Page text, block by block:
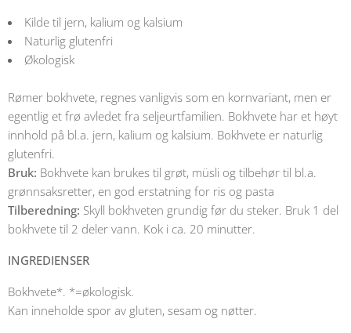
Kilde til jern, kalium og kalsium
Naturlig glutenfri
Økologisk
Rømer bokhvete, regnes vanligvis som en kornvariant, men er
egentlig et frø avledet fra seljeurtfamilien. Bokhvete har et høyt
innhold på bl.a. jern, kalium og kalsium. Bokhvete er naturlig
glutenfri.
Bruk: Bokhvete kan brukes til grøt, müsli og tilbehør til bl.a.
grønnsaksretter, en god erstatning for ris og pasta
Tilberedning: Skyll bokhveten grundig før du steker. Bruk 1 del
bokhvete til 2 deler vann. Kok i ca. 20 minutter.
INGREDIENSER
Bokhvete*. *=økologisk.
Kan inneholde spor av gluten, sesam og nøtter.